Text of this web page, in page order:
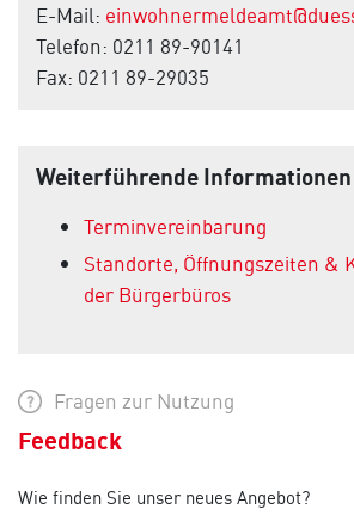
E-Mail:
Telefon: 0211 89-90141
Fax: 0211 89-29035
Weiterführende Informationen
Terminvereinbarung
Standorte, Öffnungszeiten &
der Bürgerbüros
Fragen zur Nutzung
Feedback
Wie finden Sie unser neues Angebot?